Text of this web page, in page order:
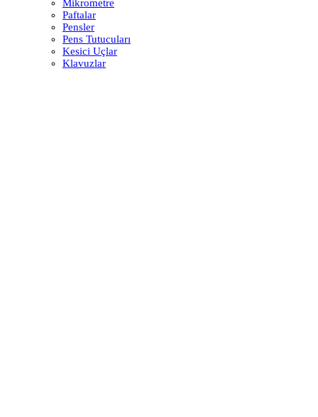
Mikrometre
Paftalar
Pensler
Pens Tutucuları
Kesici Uçlar
Klavuzlar